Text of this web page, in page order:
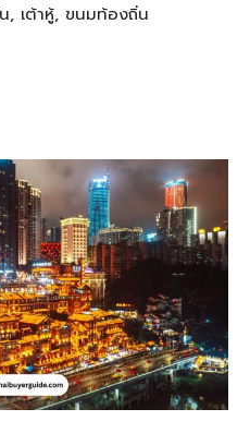
, เต้าหู้, ขนมท้องถิ่น